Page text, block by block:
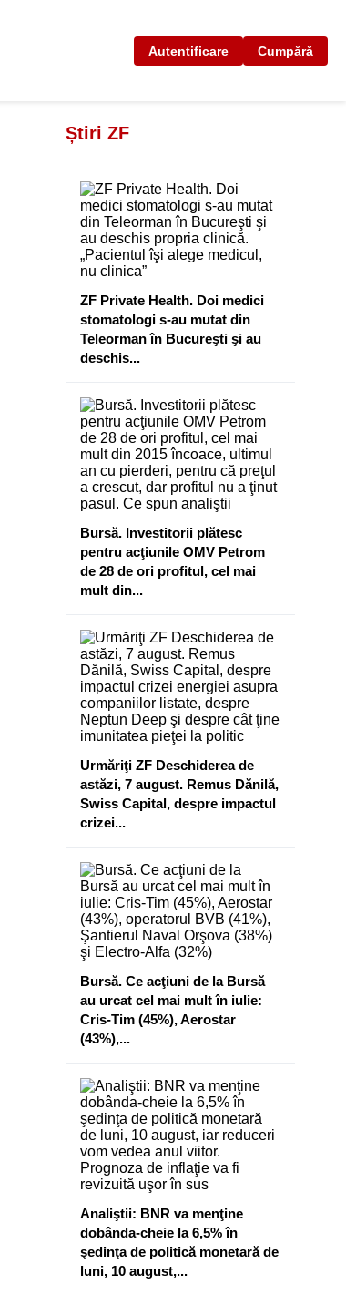
Autentificare Cumpără
Știri ZF
ZF Private Health. Doi medici
stomatologi s-au mutat din
Teleorman în Bucureşti şi au
deschis...
Bursă. Investitorii plătesc
pentru acţiunile OMV Petrom
de 28 de ori profitul, cel mai
mult din...
Urmăriţi ZF Deschiderea de
astăzi, 7 august. Remus Dănilă,
Swiss Capital, despre impactul
crizei...
Bursă. Ce acţiuni de la Bursă
au urcat cel mai mult în iulie:
Cris-Tim (45%), Aerostar
(43%),...
Analiştii: BNR va menţine
dobânda-cheie la 6,5% în
şedinţa de politică monetară de
luni, 10 august,...